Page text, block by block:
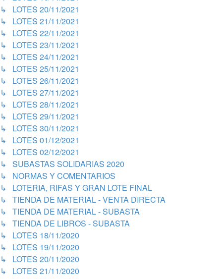
↳ LOTES 20/11/2021
↳ LOTES 21/11/2021
↳ LOTES 22/11/2021
↳ LOTES 23/11/2021
↳ LOTES 24/11/2021
↳ LOTES 25/11/2021
↳ LOTES 26/11/2021
↳ LOTES 27/11/2021
↳ LOTES 28/11/2021
↳ LOTES 29/11/2021
↳ LOTES 30/11/2021
↳ LOTES 01/12/2021
↳ LOTES 02/12/2021
↳ SUBASTAS SOLIDARIAS 2020
↳ NORMAS Y COMENTARIOS
↳ LOTERIA, RIFAS Y GRAN LOTE FINAL
↳ TIENDA DE MATERIAL - VENTA DIRECTA
↳ TIENDA DE MATERIAL - SUBASTA
↳ TIENDA DE LIBROS - SUBASTA
↳ LOTES 18/11/2020
↳ LOTES 19/11/2020
↳ LOTES 20/11/2020
↳ LOTES 21/11/2020